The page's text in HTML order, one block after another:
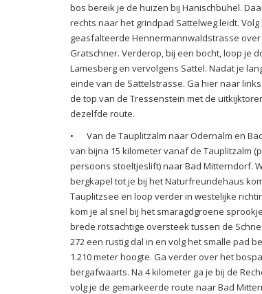
bos bereik je de huizen bij Hanischbühel.
rechts naar het grindpad Sattelweg leidt.
geasfalteerde Hennermannwaldstrasse
Gratschner. Verderop, bij een bocht, loop je
Lamesberg en vervolgens Sattel. Nadat je
einde van de Sattelstrasse. Ga hier naar
de top van de Tressenstein met de
dezelfde route.
•
Van de Tauplitzalm naar Ödernalm en
van bijna 15 kilometer vanaf de Tauplitzalm
persoons stoeltjeslift) naar Bad Mitterndorf.
bergkapel tot je bij het Naturfreundehaus
Tauplitzsee en loop verder in westelijke
kom je al snel bij het smaragdgroene
brede rotsachtige oversteek tussen de
272 een rustig dal in en volg het smalle pad
1.210 meter hoogte. Ga verder over het
bergafwaarts. Na 4 kilometer ga je bij de
volg je de gemarkeerde route naar Bad